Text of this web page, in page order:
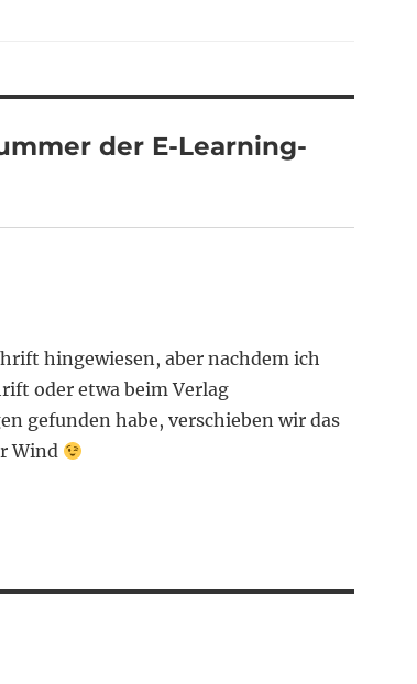
der E-Learning-
hingewiesen, aber nachdem ich
oder etwa beim Verlag
gefunden habe, verschieben wir das
Wind